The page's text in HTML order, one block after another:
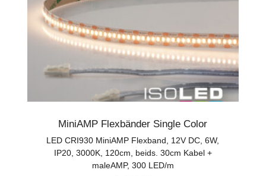
MiniAMP Flexbänder Single Color
LED CRI930 MiniAMP Flexband, 12V DC, 6W,
IP20, 3000K, 120cm, beids. 30cm Kabel +
maleAMP, 300 LED/m